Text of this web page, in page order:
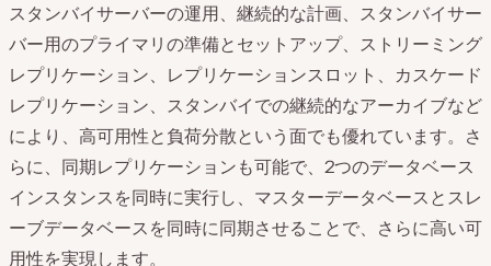
スタンバイサーバーの運用、継続的な計画、スタンバイサー
バー用のプライマリの準備とセットアップ、ストリーミング
レプリケーション、レプリケーションスロット、カスケード
レプリケーション、スタンバイでの継続的なアーカイブなど
により、高可用性と負荷分散という面でも優れています。さ
らに、同期レプリケーションも可能で、2つのデータベース
インスタンスを同時に実行し、マスターデータベースとスレ
ーブデータベースを同時に同期させることで、さらに高い可
用性を実現します。